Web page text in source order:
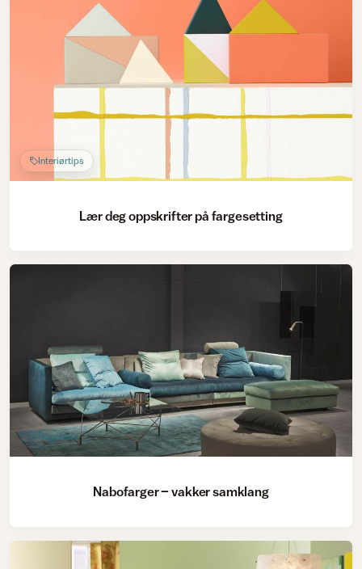
Interiørtips
Lær deg oppskrifter på fargesetting
Fargelære
Nabofarger – vakker samklang